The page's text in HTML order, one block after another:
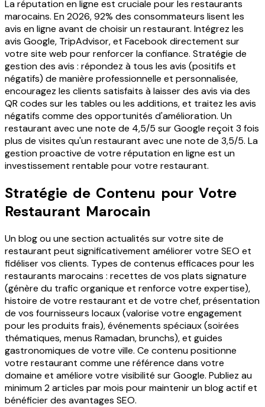
La réputation en ligne est cruciale pour les restaurants
marocains. En 2026, 92% des consommateurs lisent les
avis en ligne avant de choisir un restaurant. Intégrez les
avis Google, TripAdvisor, et Facebook directement sur
votre site web pour renforcer la confiance. Stratégie de
gestion des avis : répondez à tous les avis (positifs et
négatifs) de manière professionnelle et personnalisée,
encouragez les clients satisfaits à laisser des avis via des
QR codes sur les tables ou les additions, et traitez les avis
négatifs comme des opportunités d'amélioration. Un
restaurant avec une note de 4,5/5 sur Google reçoit 3 fois
plus de visites qu'un restaurant avec une note de 3,5/5. La
gestion proactive de votre réputation en ligne est un
investissement rentable pour votre restaurant.
Stratégie de Contenu pour Votre
Restaurant Marocain
Un blog ou une section actualités sur votre site de
restaurant peut significativement améliorer votre SEO et
fidéliser vos clients. Types de contenus efficaces pour les
restaurants marocains : recettes de vos plats signature
(génère du trafic organique et renforce votre expertise),
histoire de votre restaurant et de votre chef, présentation
de vos fournisseurs locaux (valorise votre engagement
pour les produits frais), événements spéciaux (soirées
thématiques, menus Ramadan, brunchs), et guides
gastronomiques de votre ville. Ce contenu positionne
votre restaurant comme une référence dans votre
domaine et améliore votre visibilité sur Google. Publiez au
minimum 2 articles par mois pour maintenir un blog actif et
bénéficier des avantages SEO.